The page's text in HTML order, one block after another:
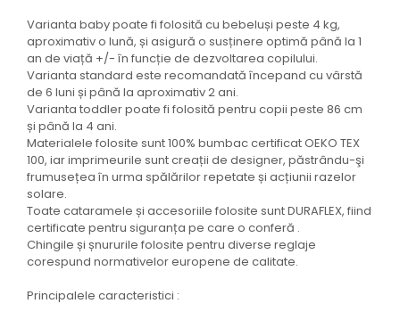
Varianta baby poate fi folosită cu bebeluși peste 4 kg,
aproximativ o lună, și asigură o susținere optimă până la 1
an de viață +/- în funcție de dezvoltarea copilului.
Varianta standard este recomandată începand cu vârstă
de 6 luni și până la aproximativ 2 ani.
Varianta toddler poate fi folosită pentru copii peste 86 cm
și până la 4 ani.
Materialele folosite sunt 100% bumbac certificat OEKO TEX
100, iar imprimeurile sunt creații de designer, păstrându-şi
frumusețea în urma spălărilor repetate și acțiunii razelor
solare.
Toate cataramele și accesoriile folosite sunt DURAFLEX, fiind
certificate pentru siguranța pe care o conferă .
Chingile și șnururile folosite pentru diverse reglaje
corespund normativelor europene de calitate.
Principalele caracteristici :